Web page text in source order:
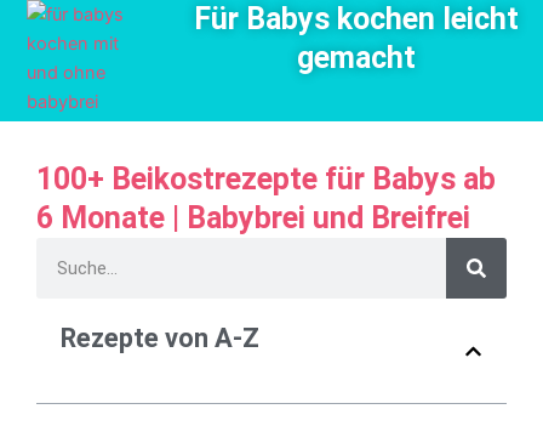
Zum
Inhalt
springen
Für Babys kochen leicht
gemacht
100+ Beikostrezepte für Babys ab
6 Monate | Babybrei und Breifrei
Rezepte von A-Z